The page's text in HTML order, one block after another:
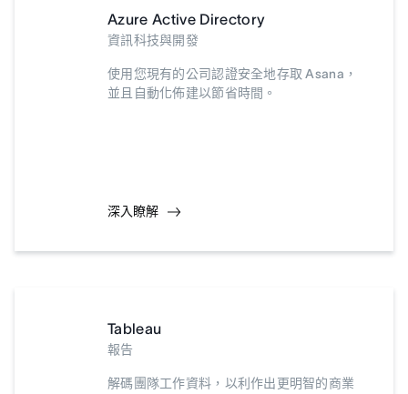
Azure Active Directory
資訊科技與開發
使用您現有的公司認證安全地存取 Asana，
並且自動化佈建以節省時間。
深入瞭解
Tableau
報告
解碼團隊工作資料，以利作出更明智的商業